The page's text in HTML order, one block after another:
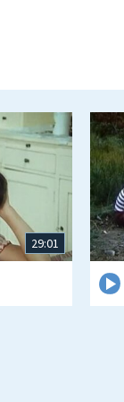
29:01